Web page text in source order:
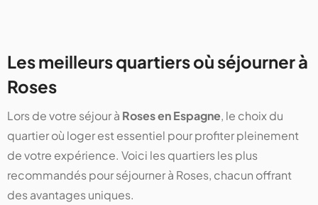
Les meilleurs quartiers où séjourner à
Roses
Lors de votre séjour à Roses en Espagne, le choix du
quartier où loger est essentiel pour profiter pleinement
de votre expérience. Voici les quartiers les plus
recommandés pour séjourner à Roses, chacun offrant
des avantages uniques.